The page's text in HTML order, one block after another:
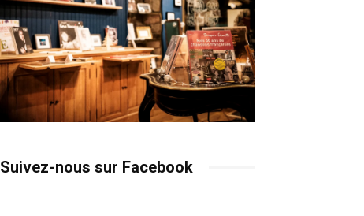
Suivez-nous sur Facebook